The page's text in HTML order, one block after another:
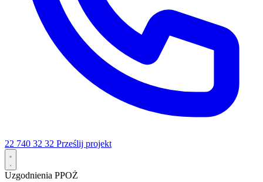
22 740 32 32 Prześlij projekt
Uzgodnienia PPOŻ